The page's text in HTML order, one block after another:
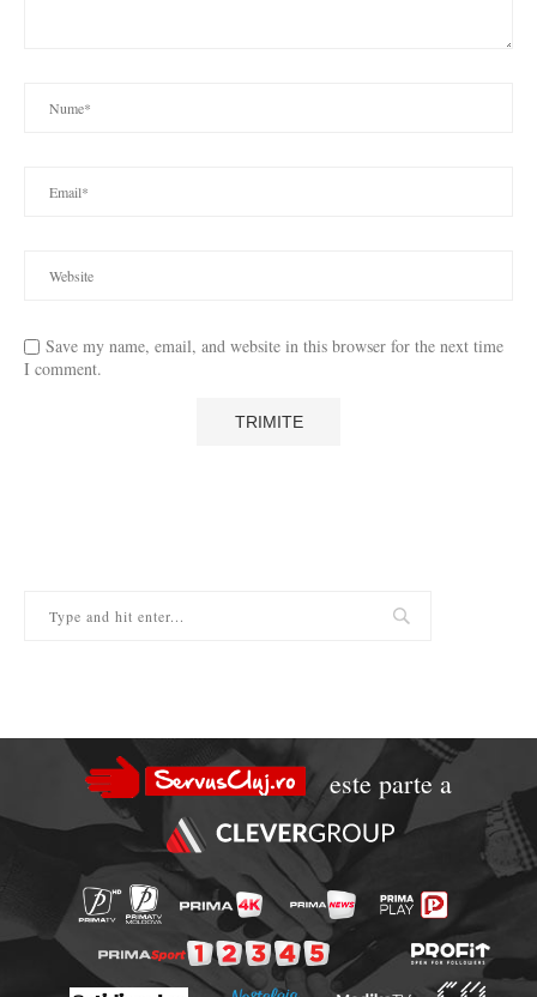
Save my name, email, and website in this browser for the next time
I comment.
este parte a